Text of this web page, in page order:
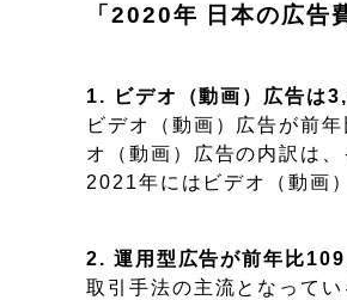
「2020年 日本の広告
1. ビデオ（動画）広告は
ビデオ（動画）広告が前
オ（動画）広告の内訳は
2021年にはビデオ（動画
2. 運用型広告が前年比
取引手法の主流となって